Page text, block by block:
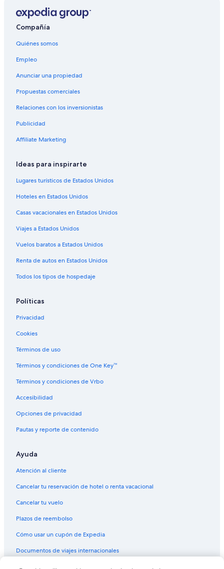
Compañía
Quiénes somos
Empleo
Anunciar una propiedad
Propuestas comerciales
Relaciones con los inversionistas
Publicidad
Affiliate Marketing
Ideas para inspirarte
Lugares turísticos de Estados Unidos
Hoteles en Estados Unidos
Casas vacacionales en Estados Unidos
Viajes a Estados Unidos
Vuelos baratos a Estados Unidos
Renta de autos en Estados Unidos
Todos los tipos de hospedaje
Políticas
Privacidad
Cookies
Términos de uso
Términos y condiciones de One Key™
Términos y condiciones de Vrbo
Accesibilidad
Opciones de privacidad
Pautas y reporte de contenido
Ayuda
Atención al cliente
Cancelar tu reservación de hotel o renta vacacional
Cancelar tu vuelo
Plazos de reembolso
Cómo usar un cupón de Expedia
Documentos de viajes internacionales